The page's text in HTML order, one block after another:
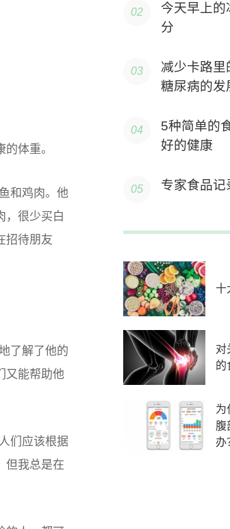
体重。
和鸡肉。他
，很少买白
招待朋友
了解了他的
又能帮助他
们应该根据
但我总是在
今天早上的
分
减少卡路里
糖尿病的发
5种简单的
好的健康
专家食品记
十
对
的
为
腹
办